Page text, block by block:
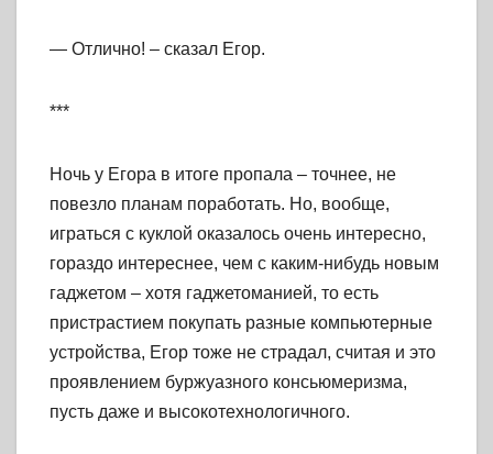
— Отлично! – сказал Егор.
***
Ночь у Егора в итоге пропала – точнее, не
повезло планам поработать. Но, вообще,
играться с куклой оказалось очень интересно,
гораздо интереснее, чем с каким-нибудь новым
гаджетом – хотя гаджетоманией, то есть
пристрастием покупать разные компьютерные
устройства, Егор тоже не страдал, считая и это
проявлением буржуазного консьюмеризма,
пусть даже и высокотехнологичного.